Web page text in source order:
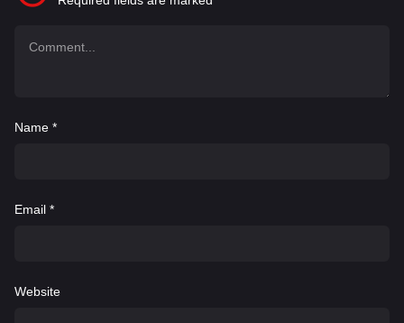
Name *
Email *
Website